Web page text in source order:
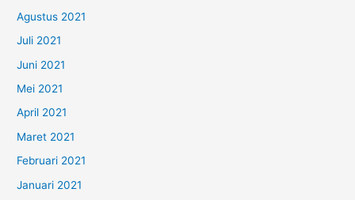
Agustus 2021
Juli 2021
Juni 2021
Mei 2021
April 2021
Maret 2021
Februari 2021
Januari 2021